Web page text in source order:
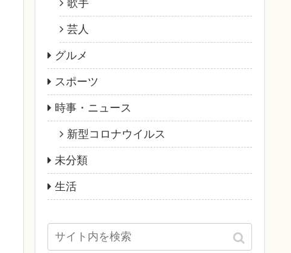
歌手
芸人
グルメ
スポーツ
時事・ニュース
新型コロナウイルス
未分類
生活